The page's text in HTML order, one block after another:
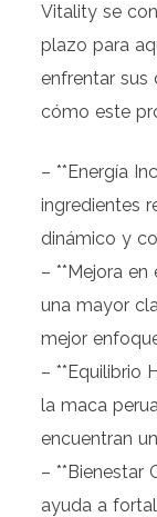
Vitality se
plazo para
enfrentar sus
cómo este
– **Energía
ingredientes
dinámico y
– **Mejora
una mayor
mejor
– **Equilibrio
la maca
encuentran
– **Bienestar
ayuda a